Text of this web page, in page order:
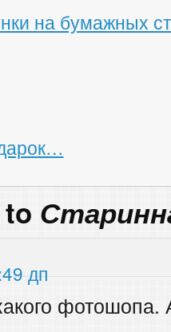
на бумажных
дп
фотошопа.